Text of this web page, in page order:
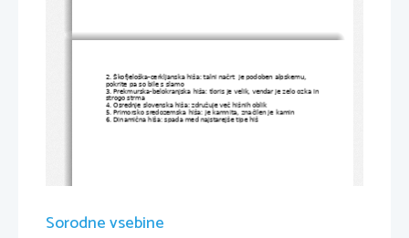
2. Škofjeloška-cerkljanska hiša: talni načrt  je podoben alpskemu,
pokrite pa so bile s slamo
3. Prekmurska-belokranjska hiša: tloris je velik, vendar je zelo ozka in
strogo strma
4. Osrednje slovenska hiša: združuje več hišnih oblik
5. Primorsko sredozemska hiša: je kamnita, značilen je kamin
6. Dinamična hiša: spada med najstarejše tipe hiš
Sorodne vsebine